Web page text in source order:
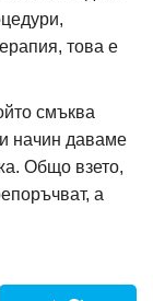
това е
смъква
начин даваме
Общо взето,
а